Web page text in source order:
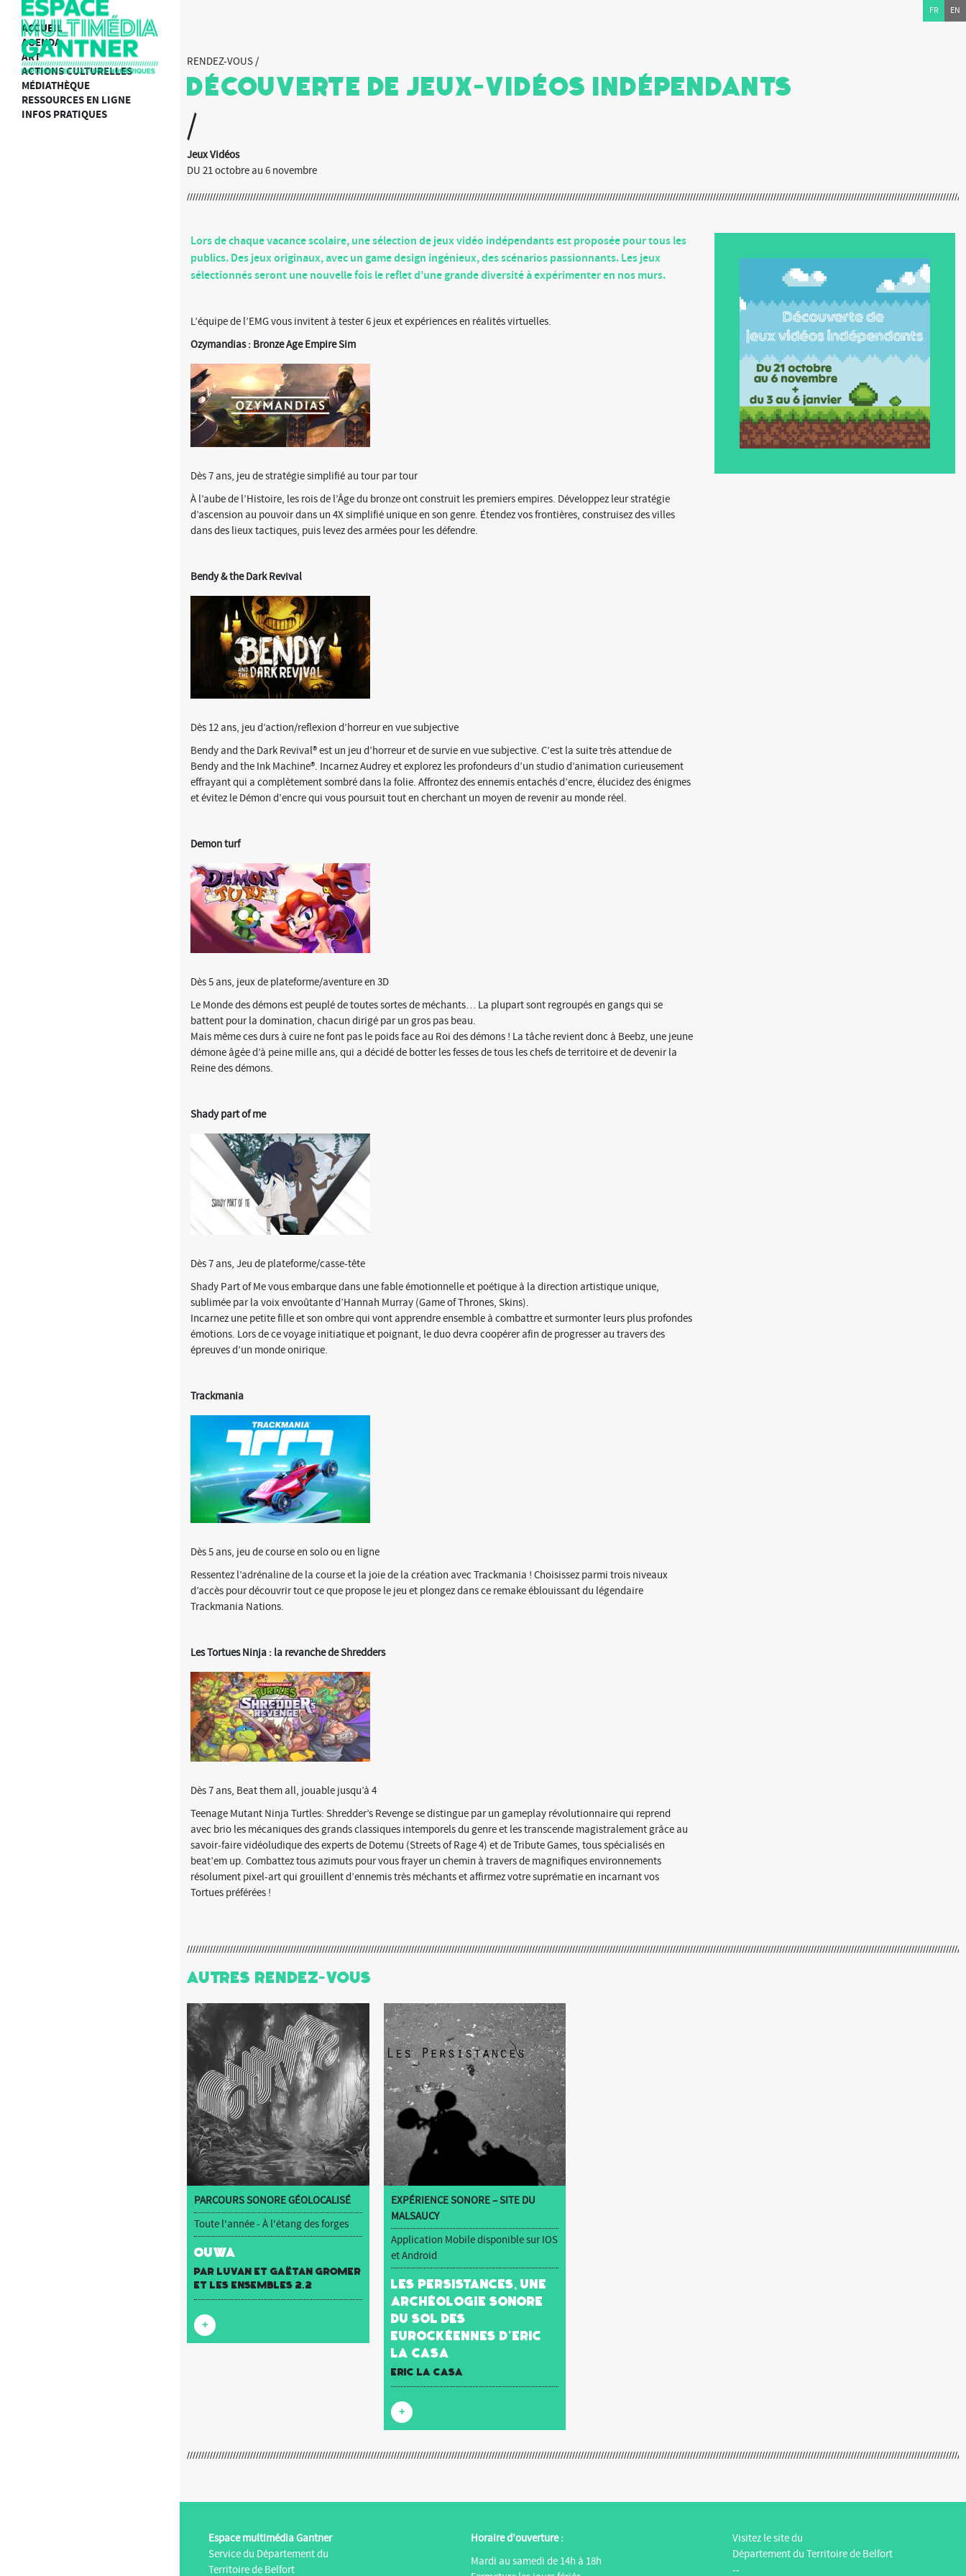
ACCUEIL
AGENDA
ART
ACTIONS CULTURELLES
MÉDIATHÈQUE
RESSOURCES EN LIGNE
INFOS PRATIQUES
RENDEZ-VOUS /
Découverte de Jeux-vidéos indépendants
/
Jeux Vidéos
DU 21 octobre au 6 novembre
Lors de chaque vacance scolaire, une sélection de jeux vidéo indépendants est proposée pour tous les
publics. Des jeux originaux, avec un game design ingénieux, des scénarios passionnants. Les jeux
sélectionnés seront une nouvelle fois le reflet d’une grande diversité à expérimenter en nos murs.
L’équipe de l’EMG vous invitent à tester 6 jeux et expériences en réalités virtuelles.
Ozymandias : Bronze Age Empire Sim
Dès 7 ans, jeu de stratégie simplifié au tour par tour
À l’aube de l’Histoire, les rois de l’Âge du bronze ont construit les premiers empires. Développez leur stratégie
d’ascension au pouvoir dans un 4X simplifié unique en son genre. Étendez vos frontières, construisez des villes
dans des lieux tactiques, puis levez des armées pour les défendre.
Bendy & the Dark Revival
Dès 12 ans, jeu d’action/reflexion d’horreur en vue subjective
Bendy and the Dark Revival® est un jeu d’horreur et de survie en vue subjective. C’est la suite très attendue de
Bendy and the Ink Machine®. Incarnez Audrey et explorez les profondeurs d’un studio d’animation curieusement
effrayant qui a complètement sombré dans la folie. Affrontez des ennemis entachés d’encre, élucidez des énigmes
et évitez le Démon d’encre qui vous poursuit tout en cherchant un moyen de revenir au monde réel.
Demon turf
Dès 5 ans, jeux de plateforme/aventure en 3D
Le Monde des démons est peuplé de toutes sortes de méchants… La plupart sont regroupés en gangs qui se
battent pour la domination, chacun dirigé par un gros pas beau.
Mais même ces durs à cuire ne font pas le poids face au Roi des démons ! La tâche revient donc à Beebz, une jeune
démone âgée d’à peine mille ans, qui a décidé de botter les fesses de tous les chefs de territoire et de devenir la
Reine des démons.
Shady part of me
Dès 7 ans, Jeu de plateforme/casse-tête
Shady Part of Me vous embarque dans une fable émotionnelle et poétique à la direction artistique unique,
sublimée par la voix envoûtante d’Hannah Murray (Game of Thrones, Skins).
Incarnez une petite fille et son ombre qui vont apprendre ensemble à combattre et surmonter leurs plus profondes
émotions. Lors de ce voyage initiatique et poignant, le duo devra coopérer afin de progresser au travers des
épreuves d’un monde onirique.
Trackmania
Dès 5 ans, jeu de course en solo ou en ligne
Ressentez l’adrénaline de la course et la joie de la création avec Trackmania ! Choisissez parmi trois niveaux
d’accès pour découvrir tout ce que propose le jeu et plongez dans ce remake éblouissant du légendaire
Trackmania Nations.
Les Tortues Ninja : la revanche de Shredders
Dès 7 ans, Beat them all, jouable jusqu’à 4
Teenage Mutant Ninja Turtles: Shredder’s Revenge se distingue par un gameplay révolutionnaire qui reprend
avec brio les mécaniques des grands classiques intemporels du genre et les transcende magistralement grâce au
savoir-faire vidéoludique des experts de Dotemu (Streets of Rage 4) et de Tribute Games, tous spécialisés en
beat’em up. Combattez tous azimuts pour vous frayer un chemin à travers de magnifiques environnements
résolument pixel-art qui grouillent d’ennemis très méchants et affirmez votre suprématie en incarnant vos
Tortues préférées !
Autres Rendez-Vous
PARCOURS SONORE GÉOLOCALISÉ
Toute l'année - À l'étang des forges
OUWA
par luvan et Gaëtan Gromer
et Les Ensembles 2.2
+
EXPÉRIENCE SONORE – SITE DU
MALSAUCY
Application Mobile disponible sur IOS
et Android
Les Persistances, une
archéologie sonore
du sol des
Eurockéennes d’Eric
La Casa
Eric La Casa
+
Espace multimédia Gantner
Service du Département du
Territoire de Belfort
Horaire d’ouverture :
Mardi au samedi de 14h à 18h
Visitez le site du
Département du Territoire de Belfort
--
FR EN